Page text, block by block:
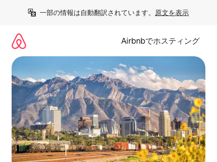
一部の情報は自動翻訳されています。 原文を表示
Airbnbでホスティング